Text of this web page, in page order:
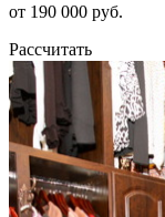
от 190 000 руб.
Рассчитать